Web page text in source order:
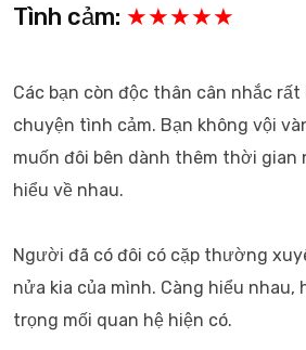
Tình cảm: ★★★★★
Các bạn còn độc thân cân nhắc
chuyện tình cảm. Bạn không vội
muốn đôi bên dành thêm thời gian
hiểu về nhau.
Người đã có đôi có cặp thường
nửa kia của mình. Càng hiểu nhau,
trọng mối quan hệ hiện có.